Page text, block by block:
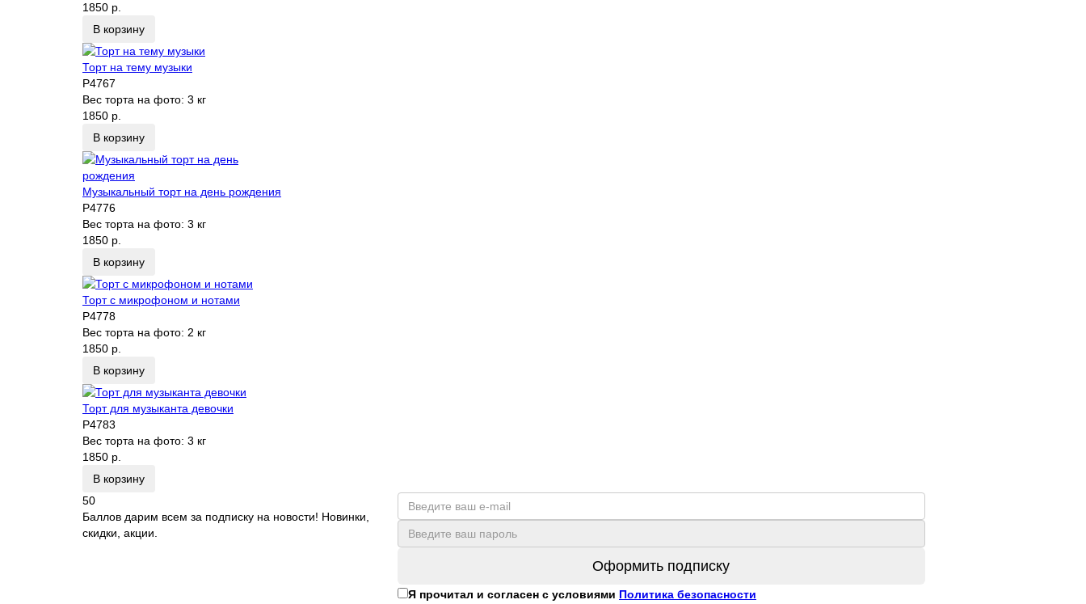
1850 р.
В корзину
Торт на тему музыки
P4767
Вес торта на фото: 3 кг
1850 р.
В корзину
Музыкальный торт на день рождения
P4776
Вес торта на фото: 3 кг
1850 р.
В корзину
Торт с микрофоном и нотами
P4778
Вес торта на фото: 2 кг
1850 р.
В корзину
Торт для музыканта девочки
P4783
Вес торта на фото: 3 кг
1850 р.
В корзину
50
Баллов дарим всем за подписку на новости! Новинки,
скидки, акции.
Оформить подписку
Я прочитал и согласен с условиями Политика безопасности